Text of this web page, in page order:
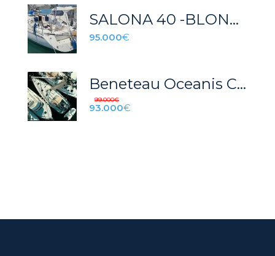
SALONA 40 -BLONDILA
95.000€
Beneteau Oceanis Clipper 411 (1998)
99.000€
93.000€